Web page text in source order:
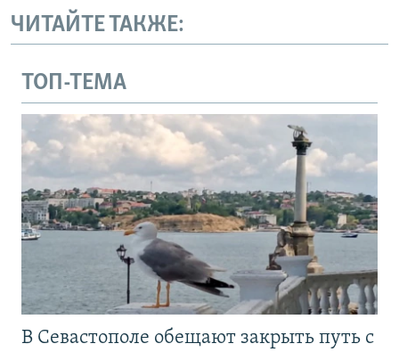
ЧИТАЙТЕ ТАКЖЕ:
ТОП-ТЕМА
В Севастополе обещают закрыть путь с